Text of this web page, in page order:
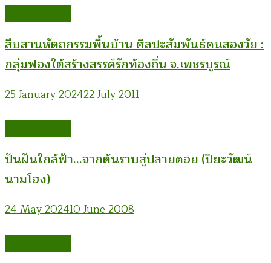
สืบสานหัตถกรรมพื้นบ้าน ศิลปะสัมพันธ์คนสองวัย :
กลุ่มฟองใต้สร้างสรรค์รักท้องถิ่น จ.เพชรบูรณ์
25 January 202422 July 2011
ปันฝันใกล้ฟ้า…จากต้นราบสู่ปลายดอย (ปิยะวัฒน์
นามโฮง)
24 May 202410 June 2008